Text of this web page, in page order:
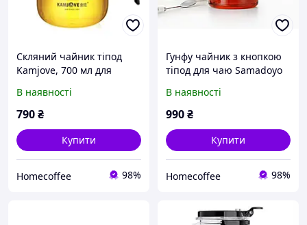
Скляний чайник тіпод
Kamjove, 700 мл для
скляний, прозорий, Гунфу
чайник
В наявності
790₴
Купити
Homecoffee 98%
Гунфу чайник з кнопкою
тіпод для чаю Samadoyo
заварювальний
В наявності
990₴
Купити
Homecoffee 98%